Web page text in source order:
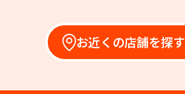
お近くの店舗を探す